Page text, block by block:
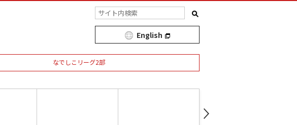
English
なでしこリーグ2部